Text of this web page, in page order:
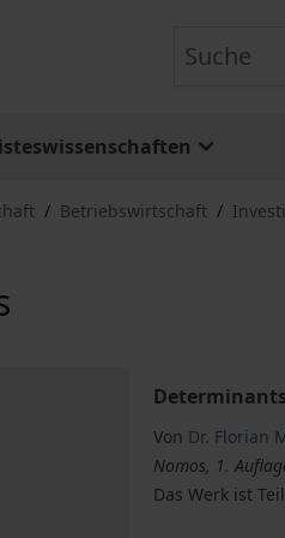
/ Betriebswirtschaft /
Von Dr. Florian
Nomos, 1.
Das Werk ist